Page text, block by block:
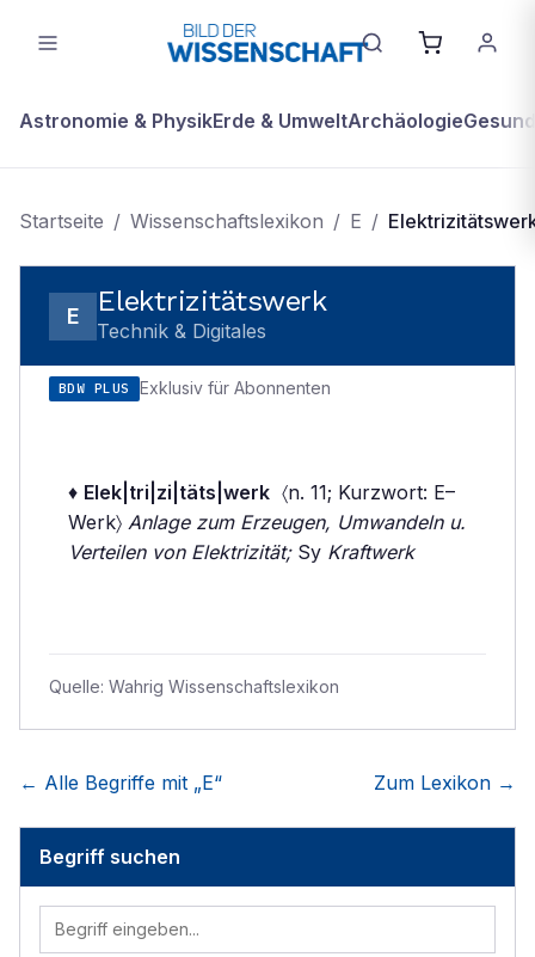
Astronomie & PhysikErde & UmweltArchäologie
Startseite / Wissenschaftslexikon / E /
E Elektrizitätswerk
Technik & Digitales
BDW PLUS Exklusiv für Abonnenten
♦ Elek|tri|zi|täts|werk 〈n. 11; Kurzwort: E–
Werk〉 Anlage zum Erzeugen, Umwandeln u.
Verteilen von Elektrizität;Sy Kraftwerk
Quelle: Wahrig Wissenschaftslexikon
← Alle Begriffe mit „E“ Zum Lexikon →
Begriff suchen